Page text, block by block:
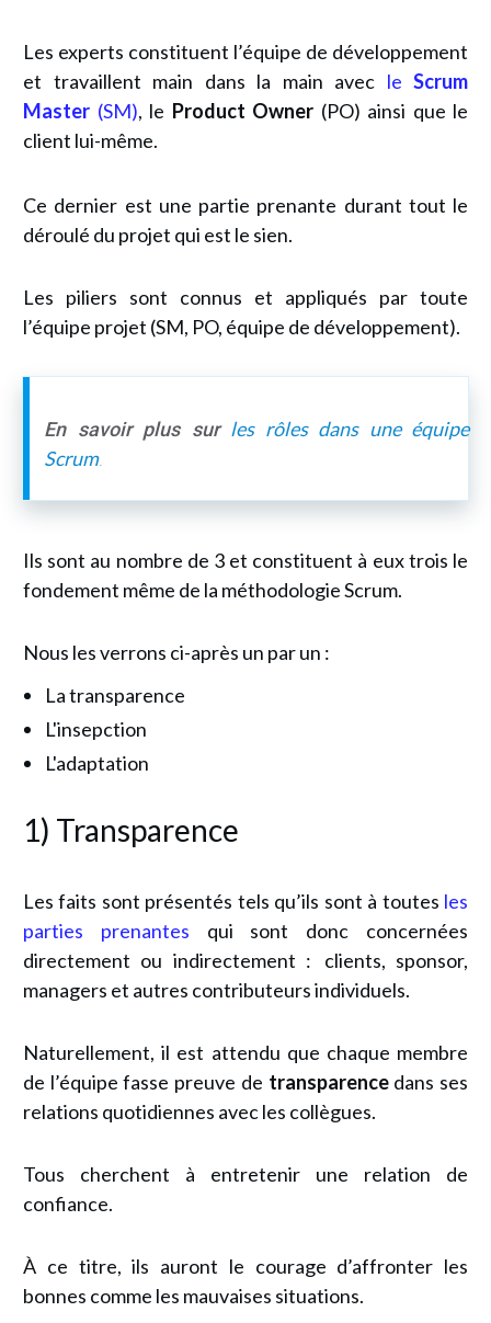
Les experts constituent l’équipe de développement
et travaillent main dans la main avec le Scrum
Master (SM), le Product Owner (PO) ainsi que le
client lui-même.
Ce dernier est une partie prenante durant tout le
déroulé du projet qui est le sien.
Les piliers sont connus et appliqués par toute
l’équipe projet (SM, PO, équipe de développement).
En savoir plus sur les rôles dans une équipe
Scrum.
Ils sont au nombre de 3 et constituent à eux trois le
fondement même de la méthodologie Scrum.
Nous les verrons ci-après un par un :
La transparence
L'insepction
L'adaptation
1) Transparence
Les faits sont présentés tels qu’ils sont à toutes les
parties prenantes qui sont donc concernées
directement ou indirectement : clients, sponsor,
managers et autres contributeurs individuels.
Naturellement, il est attendu que chaque membre
de l’équipe fasse preuve de transparencedans ses
relations quotidiennes avec les collègues.
Tous cherchent à entretenir une relation de
confiance.
À ce titre, ils auront le courage d’affronter les
bonnes comme les mauvaises situations.